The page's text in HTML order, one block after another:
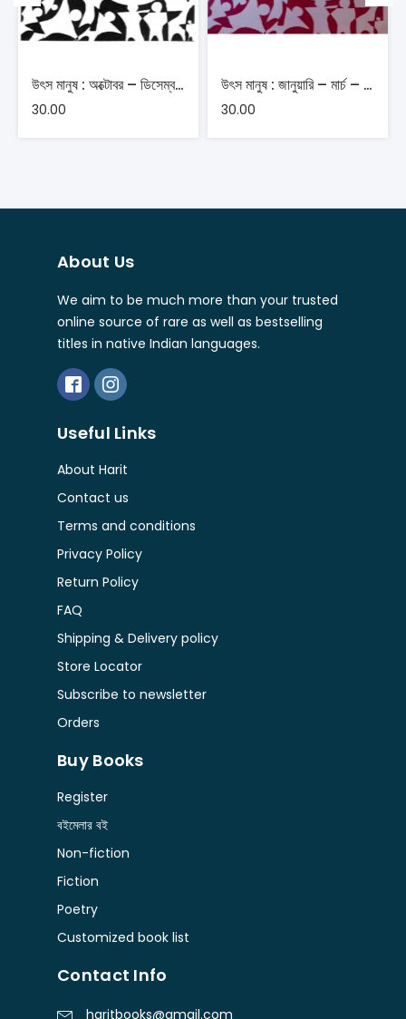
উৎস মানুষ : অক্টোবর – ডিসেম্বর – ২০২৪
30.00
উৎস মানুষ : জানুয়ারি – মার্চ – ২০২৪
30.00
About Us
We aim to be much more than your trusted
online source of rare as well as bestselling
titles in native Indian languages.
Useful Links
About Harit
Contact us
Terms and conditions
Privacy Policy
Return Policy
FAQ
Shipping & Delivery policy
Store Locator
Subscribe to newsletter
Orders
Buy Books
Register
বইমেলার বই
Non-fiction
Fiction
Poetry
Customized book list
Contact Info
haritbooks@gmail.com